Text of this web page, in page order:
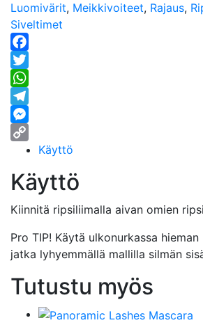
Luomivärit, Meikkivoiteet, Rajaus,
Siveltimet
Facebook
Twitter
WhatsApp
Telegram
Messenger
Copy Käyttö
Käyttö
Kiinnitä ripsiliimalla aivan omien
Pro TIP! Käytä ulkonurkassa
jatka lyhyemmällä mallilla silmän
Tutustu myös